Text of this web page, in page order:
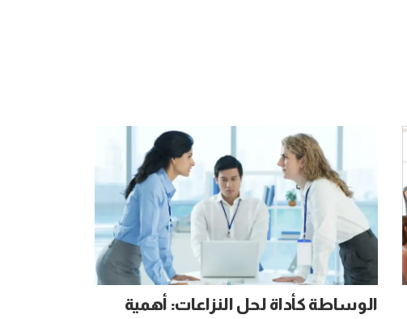
الوساطة كأداة لحل النزاعات: أهمية